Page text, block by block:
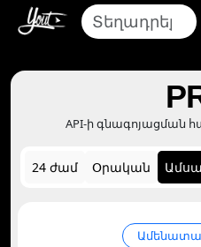
API-ի գնագոյացման
24 ժամ Օրական